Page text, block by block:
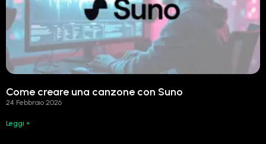
Come creare una canzone con Suno
24 Febbraio 2026
Leggi »